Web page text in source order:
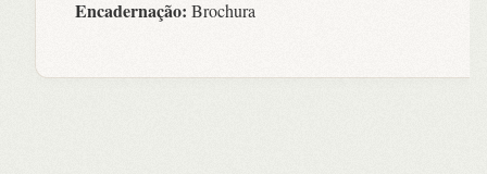
Encadernação: Brochura